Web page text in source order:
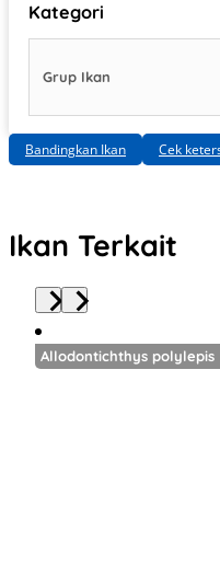
Kategori
Grup Ikan
Bandingkan Ikan Cek
Ikan Terkait
Allodontichthys polylepis